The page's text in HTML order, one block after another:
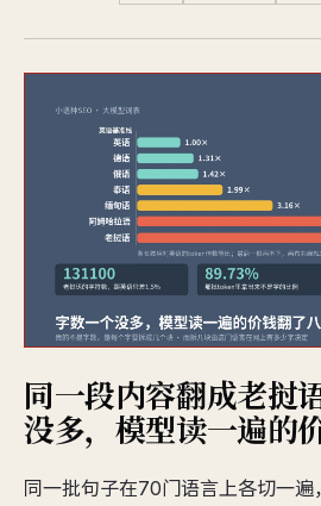
同一段内容翻成老挝
没多，模型读一遍的
同一批句子在70门语言上各切一